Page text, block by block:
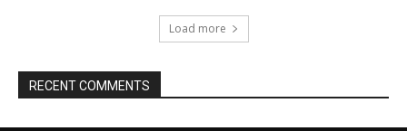
Load more
RECENT COMMENTS